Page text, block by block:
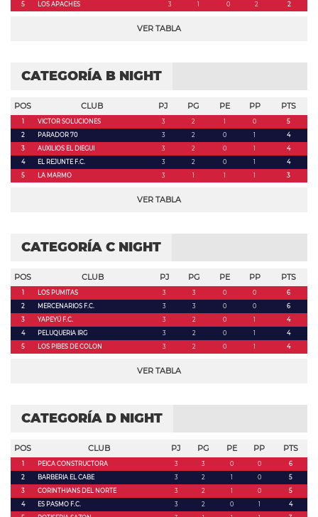
5
LOS APACHES 3 1 0 2 2
VER TABLA
CATEGORÍA B NIGHT
POS CLUB PJ PG PE PP PTS
1 VICTOR SOLUCIONES 3 2 1 0
5
2
PARADOR 70 3 2 0 1
4
3
AUXILIOS EL DIEGUI 3 2 0 1
4
4
EL REJUNTE F.C. 3 2 0 1
4
5
LA MARMO 3 1 1 1 3
VER TABLA
CATEGORÍA C NIGHT
POS CLUB PJ PG PE PP PTS
1 LOS PUMITAS 3 3 0 0
6
2
MERCENARIOS F.C. 3 3 0 0
6
3
YAPEYÚ F.C. 3 2 0 1
4
4
PELUQUERIA IRG 3 2 0 1
4
5
LOS PIBES DE COLON 3 2 0 1 4
VER TABLA
CATEGORÍA D NIGHT
POS CLUB PJ PG PE PP PTS
1 PEICA CONSTRUCTORA 3 3 0 0
6
2
BARBERIA EL CABE 3 2 1 0
5
3
CORINTHIANS DEL NORTE 3 2 1 0
5
4
ES PASMO F.C. 3 2 0 1
4